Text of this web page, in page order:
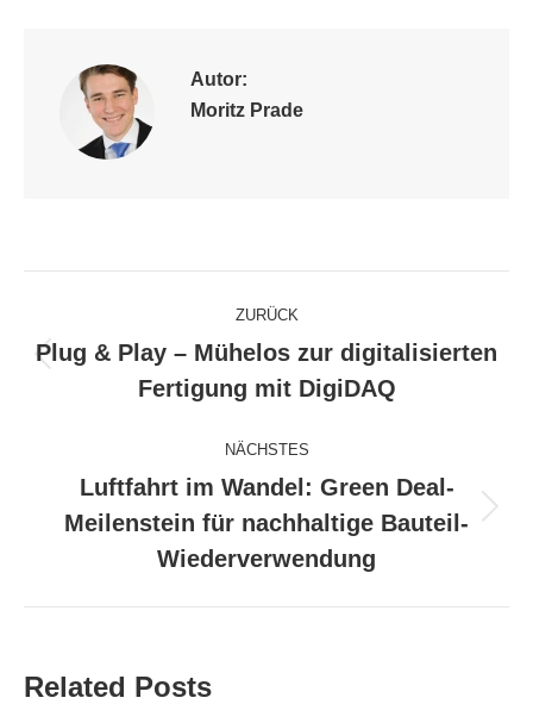
Autor:
Moritz Prade
Kommentarnavigation
ZURÜCK
Vorheriger
Beitrag:
Plug & Play – Mühelos zur digitalisierten
Fertigung mit DigiDAQ
NÄCHSTES
Nächster
Beitrag:
Luftfahrt im Wandel: Green Deal-
Meilenstein für nachhaltige Bauteil-
Wiederverwendung
Related Posts